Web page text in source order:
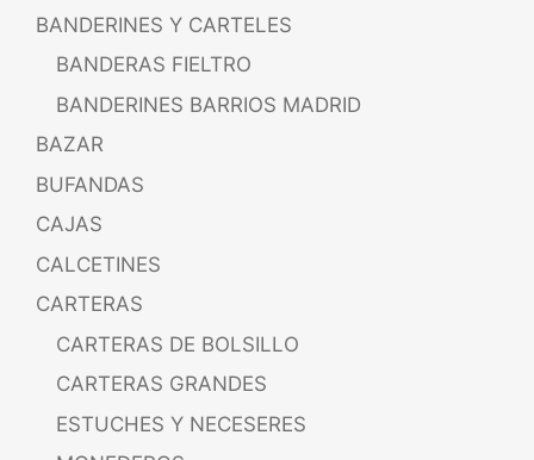
BANDERINES Y CARTELES
BANDERAS FIELTRO
BANDERINES BARRIOS MADRID
BAZAR
BUFANDAS
CAJAS
CALCETINES
CARTERAS
CARTERAS DE BOLSILLO
CARTERAS GRANDES
ESTUCHES Y NECESERES